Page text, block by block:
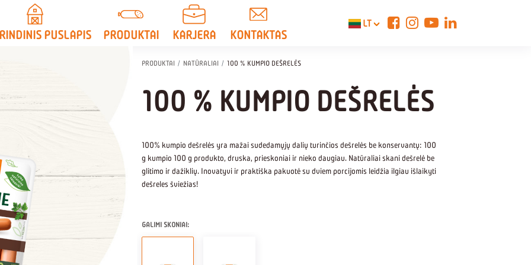
PUSLAPIS PRODUKTAI KARJERA KONTAKTAS
LT
PRODUKTAI NATŪRALIAI 100 % KUMPIO DEŠRELĖS
100 % KUMPIO DEŠRELĖS
100% kumpio dešrelės yra mažai sudedamųjų dalių turinčios dešrelės be konservantų: 100
g kumpio 100 g produkto, druska, prieskoniai ir nieko daugiau. Natūraliai skani dešrelė be
glitimo ir dažiklių. Inovatyvi ir praktiška pakuotė su dviem porcijomis leidžia ilgiau išlaikyti
dešreles šviežias!
GALIMI SKONIAI: